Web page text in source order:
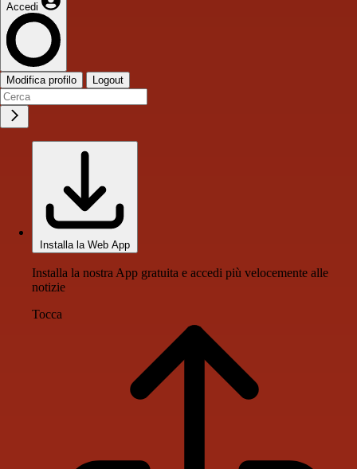
Accedi
Modifica profilo Logout
Installa la Web App
Installa la nostra App gratuita e accedi più velocemente alle
notizie
Tocca